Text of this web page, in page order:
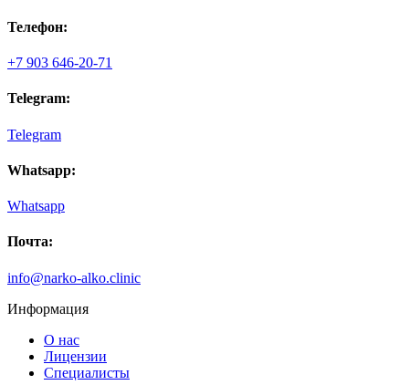
Телефон:
+7 903 646-20-71
Telegram:
Telegram
Whatsapp:
Whatsapp
Почта:
info@narko-alko.clinic
Информация
О нас
Лицензии
Специалисты